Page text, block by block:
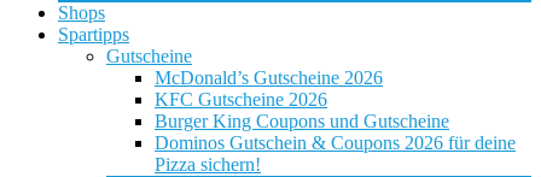
Shops
Spartipps
Gutscheine
McDonald’s Gutscheine 2026
KFC Gutscheine 2026
Burger King Coupons und Gutscheine
Dominos Gutschein & Coupons 2026 für deine
Pizza sichern!